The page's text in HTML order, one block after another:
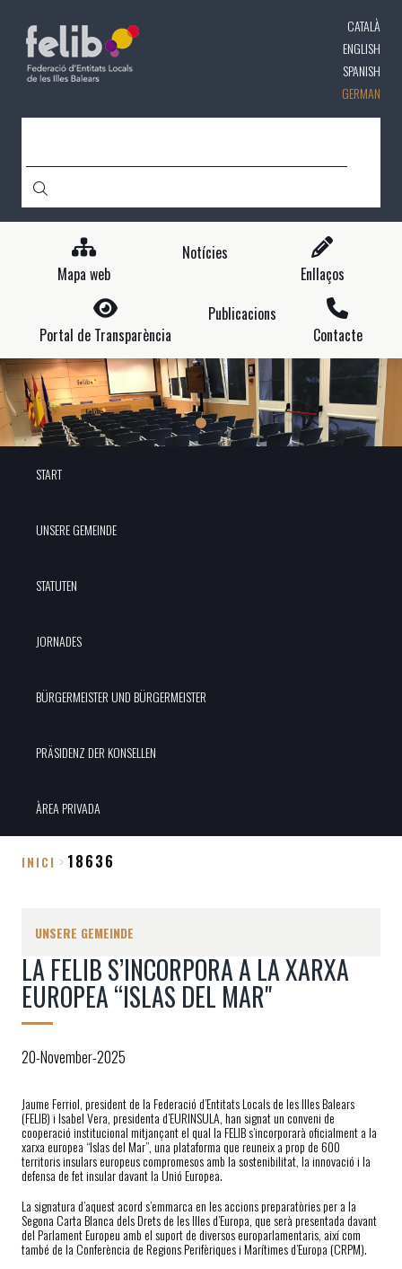
CATALÀ
ENGLISH
SPANISH
GERMAN
Mapa web
Notícies
Enllaços
Portal de Transparència
Publicacions
Contacte
START
UNSERE GEMEINDE
STATUTEN
JORNADES
BÜRGERMEISTER UND BÜRGERMEISTER
PRÄSIDENZ DER KONSELLEN
ÀREA PRIVADA
INICI 18636
UNSERE GEMEINDE
LA FELIB S’INCORPORA A LA XARXA
EUROPEA “ISLAS DEL MAR"
20-November-2025
Jaume Ferriol, president de la Federació d’Entitats Locals de les Illes Balears
(FELIB) i Isabel Vera, presidenta d’EURINSULA, han signat un conveni de
cooperació institucional mitjançant el qual la FELIB s’incorporarà oficialment a la
xarxa europea “Islas del Mar”, una plataforma que reuneix a prop de 600
territoris insulars europeus compromesos amb la sostenibilitat, la innovació i la
defensa de fet insular davant la Unió Europea.
La signatura d’aquest acord s’emmarca en les accions preparatòries per a la
Segona Carta Blanca dels Drets de les Illes d’Europa, que serà presentada davant
del Parlament Europeu amb el suport de diversos europarlamentaris, així com
també de la Conferència de Regions Perifèriques i Marítimes d’Europa (CRPM).